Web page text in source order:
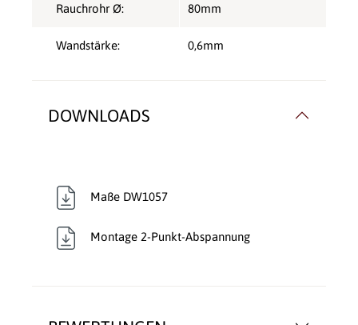
Rauchrohr Ø: 80mm
Wandstärke: 0,6mm
DOWNLOADS
Maße DW1057
Montage 2-Punkt-Abspannung